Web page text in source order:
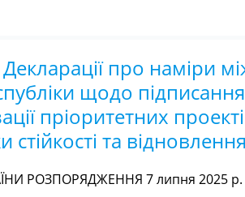
про наміри
щодо
пріоритетних
та
РОЗПОРЯДЖЕННЯ 7 липня 2025